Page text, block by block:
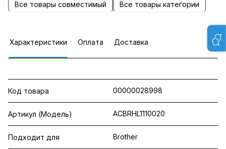
Все товары совместимый Все товары категории
Характеристики Оплата Доставка
Код товара 00000028998
Артикул (Модель) ACBRHL1110020
Подходит для Brother